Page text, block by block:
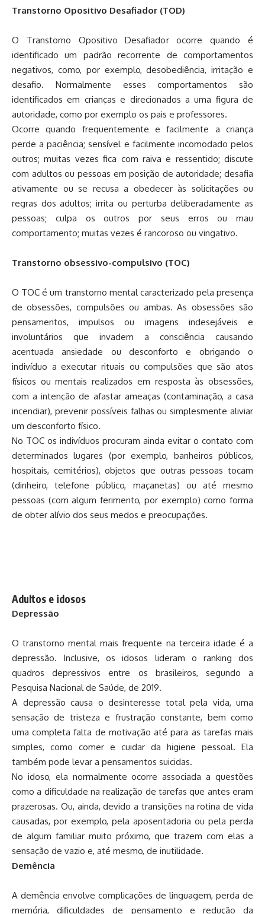
Transtorno Opositivo Desafiador (TOD)
O Transtorno Opositivo Desafiador ocorre quando é
identificado um padrão recorrente de comportamentos
negativos, como, por exemplo, desobediência, irritação e
desafio. Normalmente esses comportamentos são
identificados em crianças e direcionados a uma figura de
autoridade, como por exemplo os pais e professores.
Ocorre quando frequentemente e facilmente a criança
perde a paciência; sensível e facilmente incomodado pelos
outros; muitas vezes fica com raiva e ressentido; discute
com adultos ou pessoas em posição de autoridade; desafia
ativamente ou se recusa a obedecer às solicitações ou
regras dos adultos; irrita ou perturba deliberadamente as
pessoas; culpa os outros por seus erros ou mau
comportamento; muitas vezes é rancoroso ou vingativo.
Transtorno obsessivo-compulsivo (TOC)
O TOC é um transtorno mental caracterizado pela presença
de obsessões, compulsões ou ambas. As obsessões são
pensamentos, impulsos ou imagens indesejáveis e
involuntários que invadem a consciência causando
acentuada ansiedade ou desconforto e obrigando o
indivíduo a executar rituais ou compulsões que são atos
físicos ou mentais realizados em resposta às obsessões,
com a intenção de afastar ameaças (contaminação, a casa
incendiar), prevenir possíveis falhas ou simplesmente aliviar
um desconforto físico.
No TOC os indivíduos procuram ainda evitar o contato com
determinados lugares (por exemplo, banheiros públicos,
hospitais, cemitérios), objetos que outras pessoas tocam
(dinheiro, telefone público, maçanetas) ou até mesmo
pessoas (com algum ferimento, por exemplo) como forma
de obter alívio dos seus medos e preocupações.
Adultos e idosos
Depressão
O transtorno mental mais frequente na terceira idade é a
depressão. Inclusive, os idosos lideram o ranking dos
quadros depressivos entre os brasileiros, segundo a
Pesquisa Nacional de Saúde, de 2019.
A depressão causa o desinteresse total pela vida, uma
sensação de tristeza e frustração constante, bem como
uma completa falta de motivação até para as tarefas mais
simples, como comer e cuidar da higiene pessoal. Ela
também pode levar a pensamentos suicidas.
No idoso, ela normalmente ocorre associada a questões
como a dificuldade na realização de tarefas que antes eram
prazerosas. Ou, ainda, devido a transições na rotina de vida
causadas, por exemplo, pela aposentadoria ou pela perda
de algum familiar muito próximo, que trazem com elas a
sensação de vazio e, até mesmo, de inutilidade.
Demência
A demência envolve complicações de linguagem, perda de
memória, dificuldades de pensamento e redução da